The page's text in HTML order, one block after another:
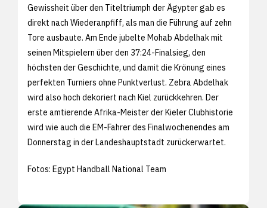
Gewissheit über den Titeltriumph der Ägypter gab es
direkt nach Wiederanpfiff, als man die Führung auf zehn
Tore ausbaute. Am Ende jubelte Mohab Abdelhak mit
seinen Mitspielern über den 37:24-Finalsieg, den
höchsten der Geschichte, und damit die Krönung eines
perfekten Turniers ohne Punktverlust. Zebra Abdelhak
wird also hoch dekoriert nach Kiel zurückkehren. Der
erste amtierende Afrika-Meister der Kieler Clubhistorie
wird wie auch die EM-Fahrer des Finalwochenendes am
Donnerstag in der Landeshauptstadt zurückerwartet.
Fotos: Egypt Handball National Team